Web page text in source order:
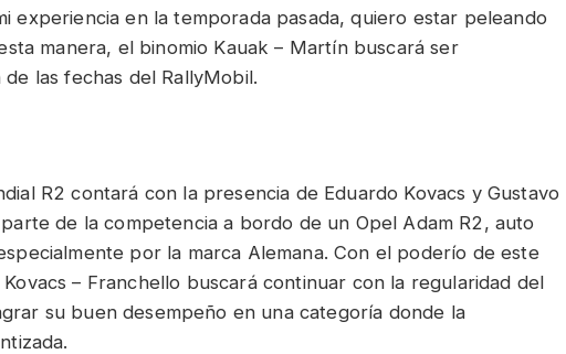
experiencia en la temporada pasada, quiero estar peleando
manera, el binomio Kauak – Martín buscará ser
las fechas del RallyMobil.
R2 contará con la presencia de Eduardo Kovacs y Gustavo
de la competencia a bordo de un Opel Adam R2, auto
por la marca Alemana. Con el poderío de este
– Franchello buscará continuar con la regularidad del
su buen desempeño en una categoría donde la